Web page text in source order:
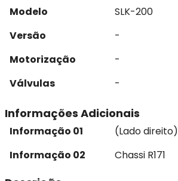
Modelo
SLK-200
Versão
-
Motorização
-
Válvulas
-
Informações Adicionais
Informação 01
(Lado direito)
Informação 02
Chassi R171